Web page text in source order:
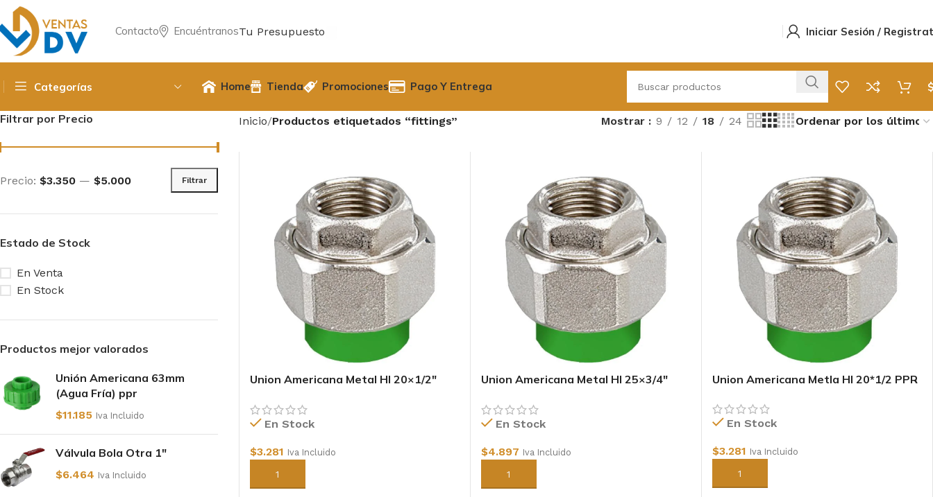
Contacto EncuéntranosTu Presupuesto Iniciar Sesión /
Categorías Home Tienda Promociones Pago Y Entrega $
Filtrar por Precio
Filtrar
Precio: $3.350 — $5.000
Estado de Stock
En Venta
En Stock
Productos mejor valorados
Unión Americana 63mm
(Agua Fría) ppr
$11.185 Iva Incluido
Válvula Bola Otra 1"
$6.464 Iva Incluido
Inicio Productos etiquetados “fittings” Mostrar 9 12 18 24
Union Americana Metal HI 20×1/2″
En Stock
$3.281 Iva Incluido
Añadir al carrito
Union Americana Metal HI 25×3/4″
En Stock
$4.897 Iva Incluido
Añadir al carrito
Union Americana Metla HI 20*1/2 PPR
En Stock
$3.281 Iva Incluido
Añadir al carrito